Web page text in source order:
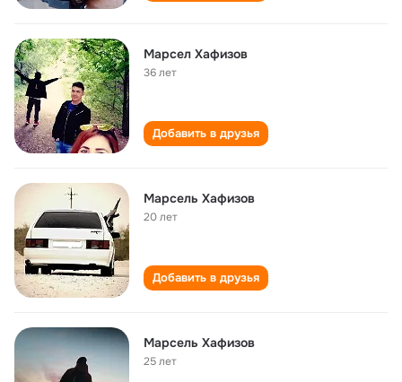
Марсел Хафизов
36 лет
Добавить в друзья
Марсель Хафизов
20 лет
Добавить в друзья
Марсель Хафизов
25 лет